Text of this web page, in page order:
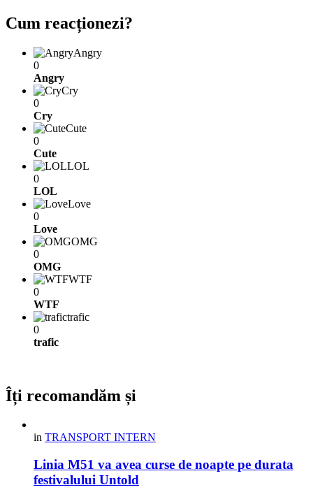
Cum reacționezi?
Angry
0
Angry
Cry
0
Cry
Cute
0
Cute
LOL
0
LOL
Love
0
Love
OMG
0
OMG
WTF
0
WTF
trafic
0
trafic
Îți recomandăm și
in TRANSPORT INTERN
Linia M51 va avea curse de noapte pe durata
festivalului Untold